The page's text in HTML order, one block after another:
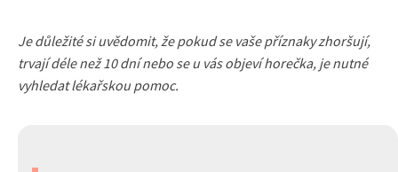
Je důležité si uvědomit, že pokud se vaše příznaky zhoršují,
trvají déle než 10 dní nebo se u vás objeví horečka, je nutné
vyhledat lékařskou pomoc.